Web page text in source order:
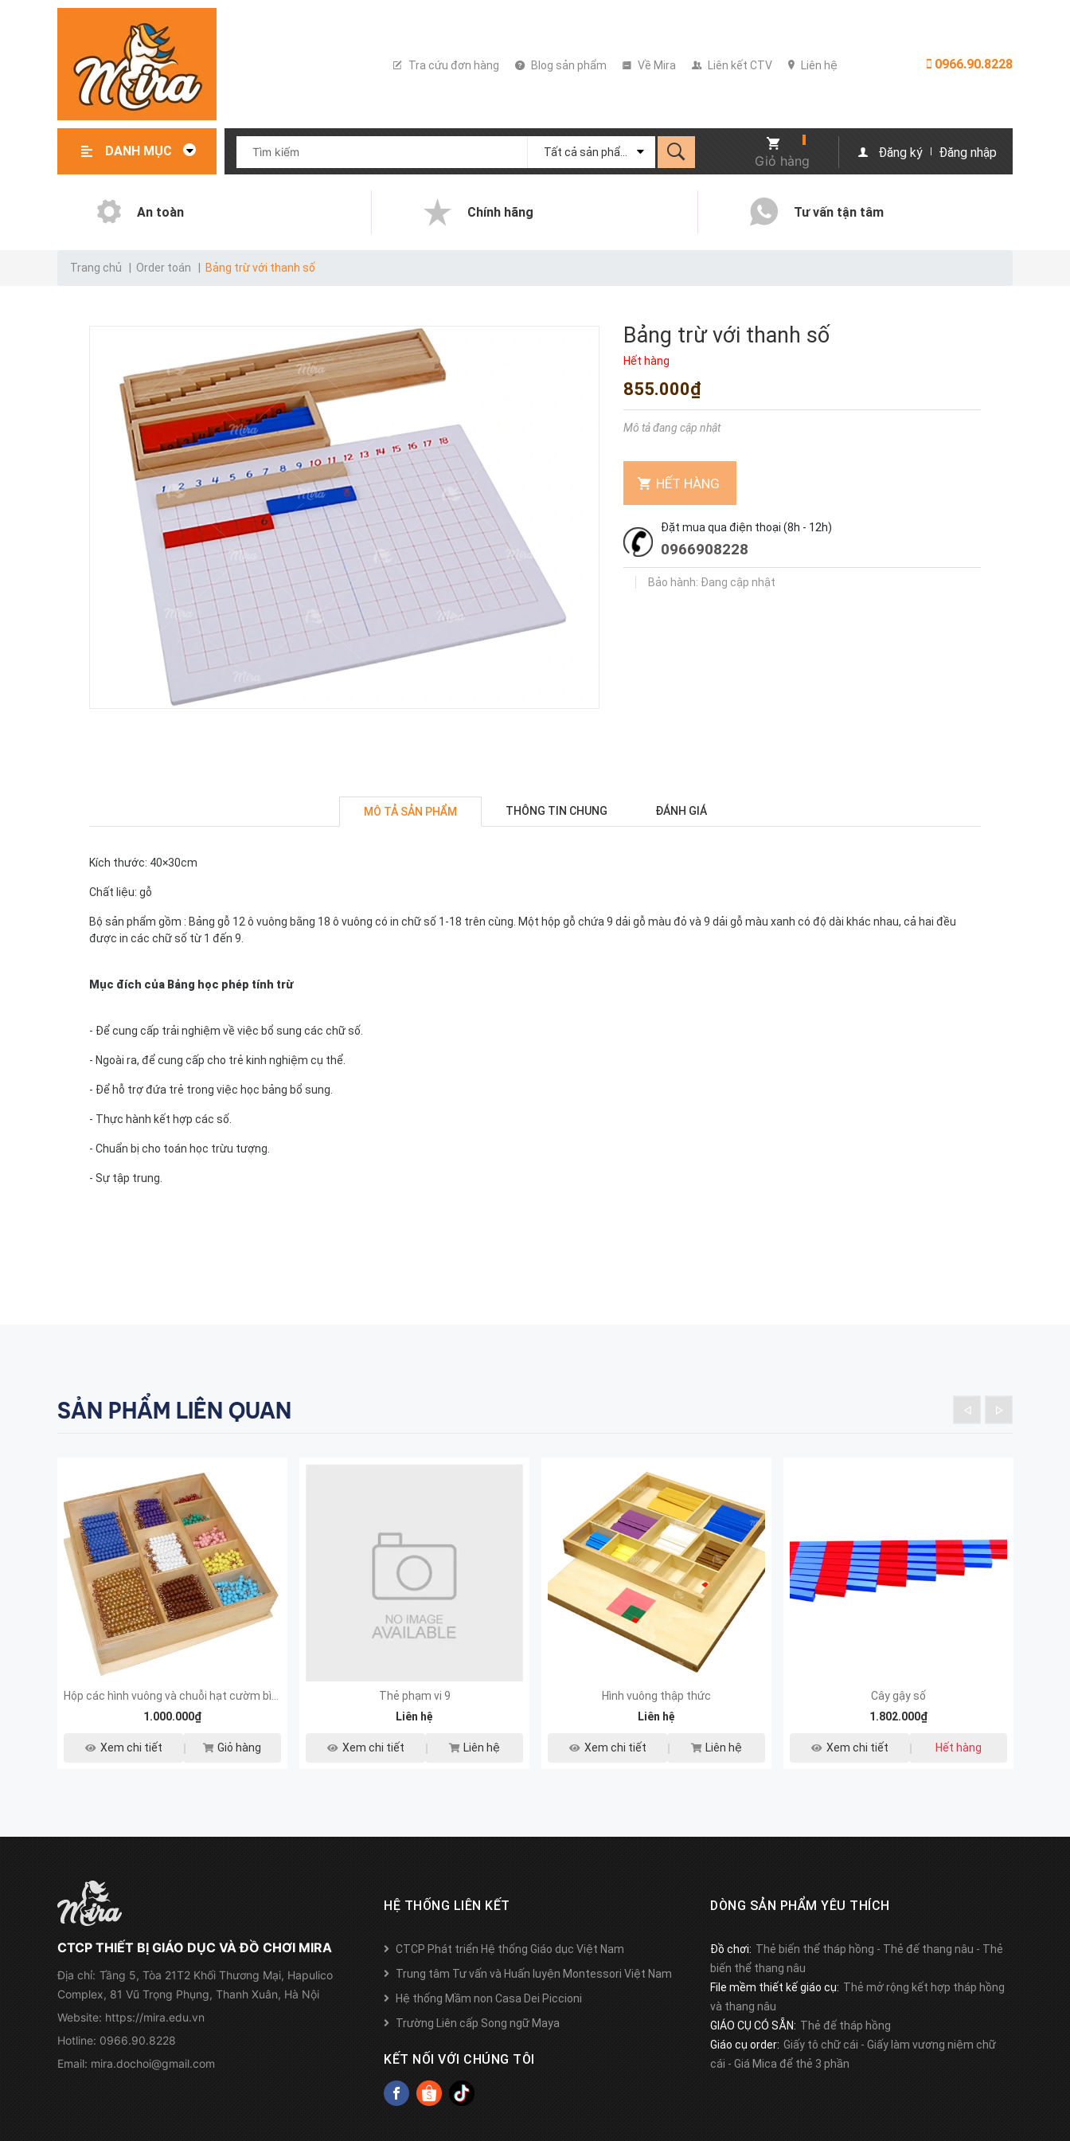
Tra cứu đơn hàng Blog sản phẩm Về Mira Liên kết CTV Liên hệ 0966.90.8228
DANH MỤC
Giỏ hàng
Đăng ký Đăng nhập
An toàn Chính hãng Tư vấn tận tâm
Trang chủ Order toán Bảng trừ với thanh số
Bảng trừ với thanh số
Hết hàng
855.000₫
Mô tả đang cập nhật
HẾT HÀNG
Đặt mua qua điện thoại (8h - 12h)
0966908228
Bảo hành: Đang cập nhật
MÔ TẢ SẢN PHẨM THÔNG TIN CHUNG ĐÁNH GIÁ
Kích thước: 40×30cm
Chất liệu: gỗ
Bộ sản phẩm gồm : Bảng gỗ 12 ô vuông bằng 18 ô vuông có in chữ số 1-18 trên cùng. Một hộp gỗ chứa 9 dải gỗ màu đỏ và 9 dải gỗ màu xanh có độ dài khác nhau, cả hai đều
được in các chữ số từ 1 đến 9.
Mục đích của Bảng học phép tính trừ
- Để cung cấp trải nghiệm về việc bổ sung các chữ số.
- Ngoài ra, để cung cấp cho trẻ kinh nghiệm cụ thể.
- Để hỗ trợ đứa trẻ trong việc học bảng bổ sung.
- Thực hành kết hợp các số.
- Chuẩn bị cho toán học trừu tượng.
- Sự tập trung.
SẢN PHẨM LIÊN QUAN
1.000.000₫
Xem chi tiết Giỏ hàng
Thẻ phạm vi 9
Liên hệ
Xem chi tiết Liên hệ
Hình vuông thập thức
Liên hệ
Xem chi tiết Liên hệ
Cây gậy số
1.802.000₫
Xem chi tiết Hết hàng
CTCP THIẾT BỊ GIÁO DỤC VÀ ĐỒ CHƠI MIRA
Địa chỉ: Tầng 5, Tòa 21T2 Khối Thương Mại, Hapulico
Complex, 81 Vũ Trọng Phụng, Thanh Xuân, Hà Nội
Website: https://mira.edu.vn
Hotline: 0966.90.8228
Email: mira.dochoi@gmail.com
HỆ THỐNG LIÊN KẾT
CTCP Phát triển Hệ thống Giáo dục Việt Nam
Trung tâm Tư vấn và Huấn luyện Montessori Việt Nam
Hệ thống Mầm non Casa Dei Piccioni
Trường Liên cấp Song ngữ Maya
KẾT NỐI VỚI CHÚNG TÔI
DÒNG SẢN PHẨM YÊU THÍCH
Đồ chơi: Thẻ biến thể tháp hồng - Thẻ đế thang nâu - Thẻ
biến thể thang nâu
File mềm thiết kế giáo cụ: Thẻ mở rộng kết hợp tháp hồng
và thang nâu
GIÁO CỤ CÓ SẴN: Thẻ đế tháp hồng
Giáo cụ order: Giấy tô chữ cái - Giấy làm vương niệm chữ
cái - Giá Mica để thẻ 3 phần